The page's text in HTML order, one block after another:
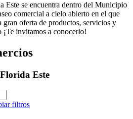
Este se encuentra dentro del Municipio
comercial a cielo abierto en el que
gran oferta de productos, servicios y
invitamos a conocerlo!
Este
filtros